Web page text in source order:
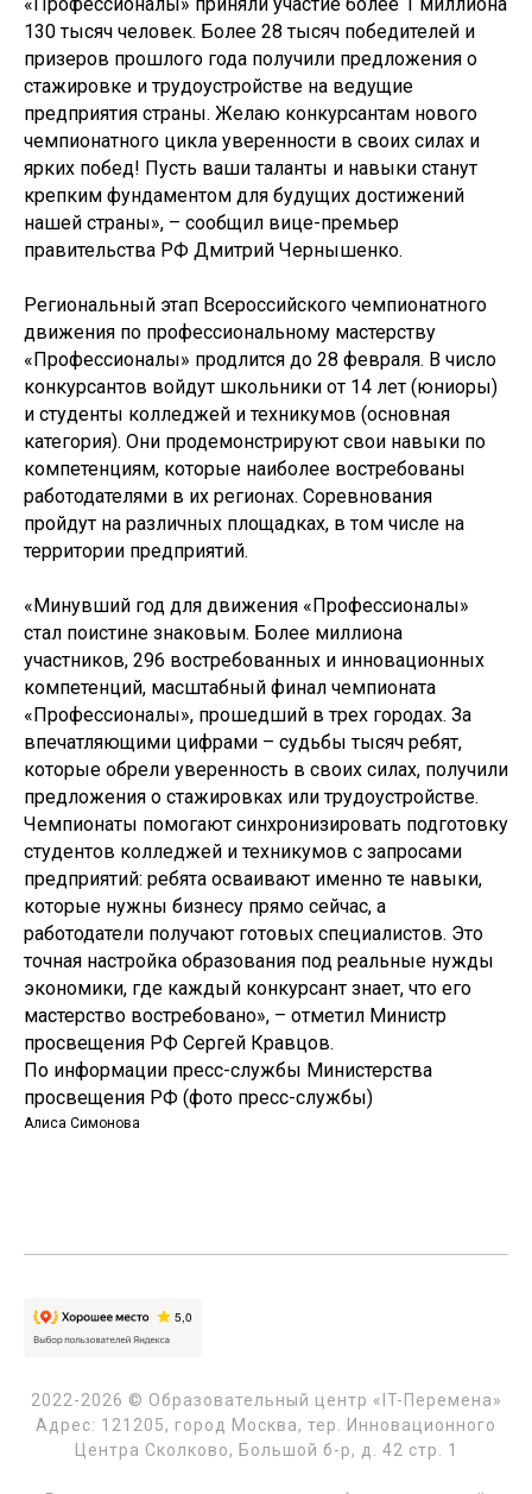
130 тысяч человек. Более 28 тысяч победителей и
призеров прошлого года получили предложения о
стажировке и трудоустройстве на ведущие
предприятия страны. Желаю конкурсантам нового
чемпионатного цикла уверенности в своих силах и
ярких побед! Пусть ваши таланты и навыки станут
крепким фундаментом для будущих достижений
нашей страны», – сообщил вице-премьер
правительства РФ Дмитрий Чернышенко.
Региональный этап Всероссийского чемпионатного
движения по профессиональному мастерству
«Профессионалы» продлится до 28 февраля. В число
конкурсантов войдут школьники от 14 лет (юниоры)
и студенты колледжей и техникумов (основная
категория). Они продемонстрируют свои навыки по
компетенциям, которые наиболее востребованы
работодателями в их регионах. Соревнования
пройдут на различных площадках, в том числе на
территории предприятий.
«Минувший год для движения «Профессионалы»
стал поистине знаковым. Более миллиона
участников, 296 востребованных и инновационных
компетенций, масштабный финал чемпионата
«Профессионалы», прошедший в трех городах. За
впечатляющими цифрами – судьбы тысяч ребят,
которые обрели уверенность в своих силах, получили
предложения о стажировках или трудоустройстве.
Чемпионаты помогают синхронизировать подготовку
студентов колледжей и техникумов с запросами
предприятий: ребята осваивают именно те навыки,
которые нужны бизнесу прямо сейчас, а
работодатели получают готовых специалистов. Это
точная настройка образования под реальные нужды
экономики, где каждый конкурсант знает, что его
мастерство востребовано», – отметил Министр
просвещения РФ Сергей Кравцов.
По информации пресс-службы Министерства
просвещения РФ (фото пресс-службы)
Алиса Симонова
2022-2026 © Образовательный центр «IT-Перемена»
Адрес: 121205, город Москва, тер. Инновационного
Центра Сколково, Большой б-р, д. 42 стр. 1